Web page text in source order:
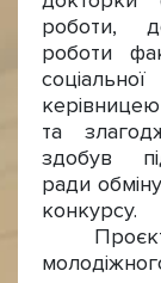
роботи,
роботи
та
здобув
ради
конкурсу.
Проєкт